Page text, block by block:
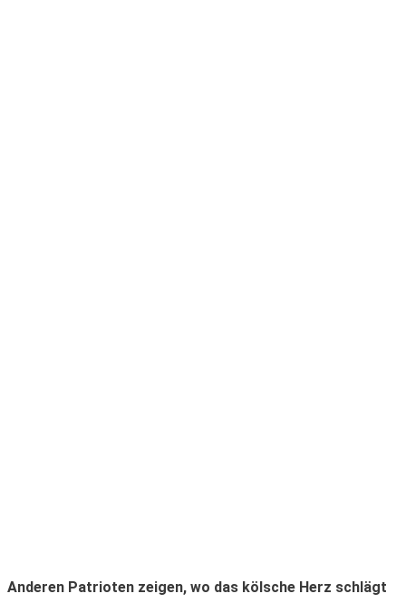
Anderen Patrioten zeigen, wo das kölsche Herz schlägt